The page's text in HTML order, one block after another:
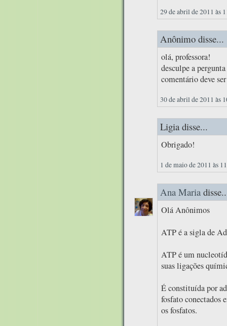
29 de abril de 2011 às
Anônimo disse...
olá, professora!
desculpe a
comentário deve
30 de abril de 2011 às
Ligia disse...
Obrigado!
1 de maio de 2011 às
Ana Maria
Olá Anônimos
ATP é a sigla de
ATP é um
suas ligações
É constituída por
fosfato conectados
os fosfatos.